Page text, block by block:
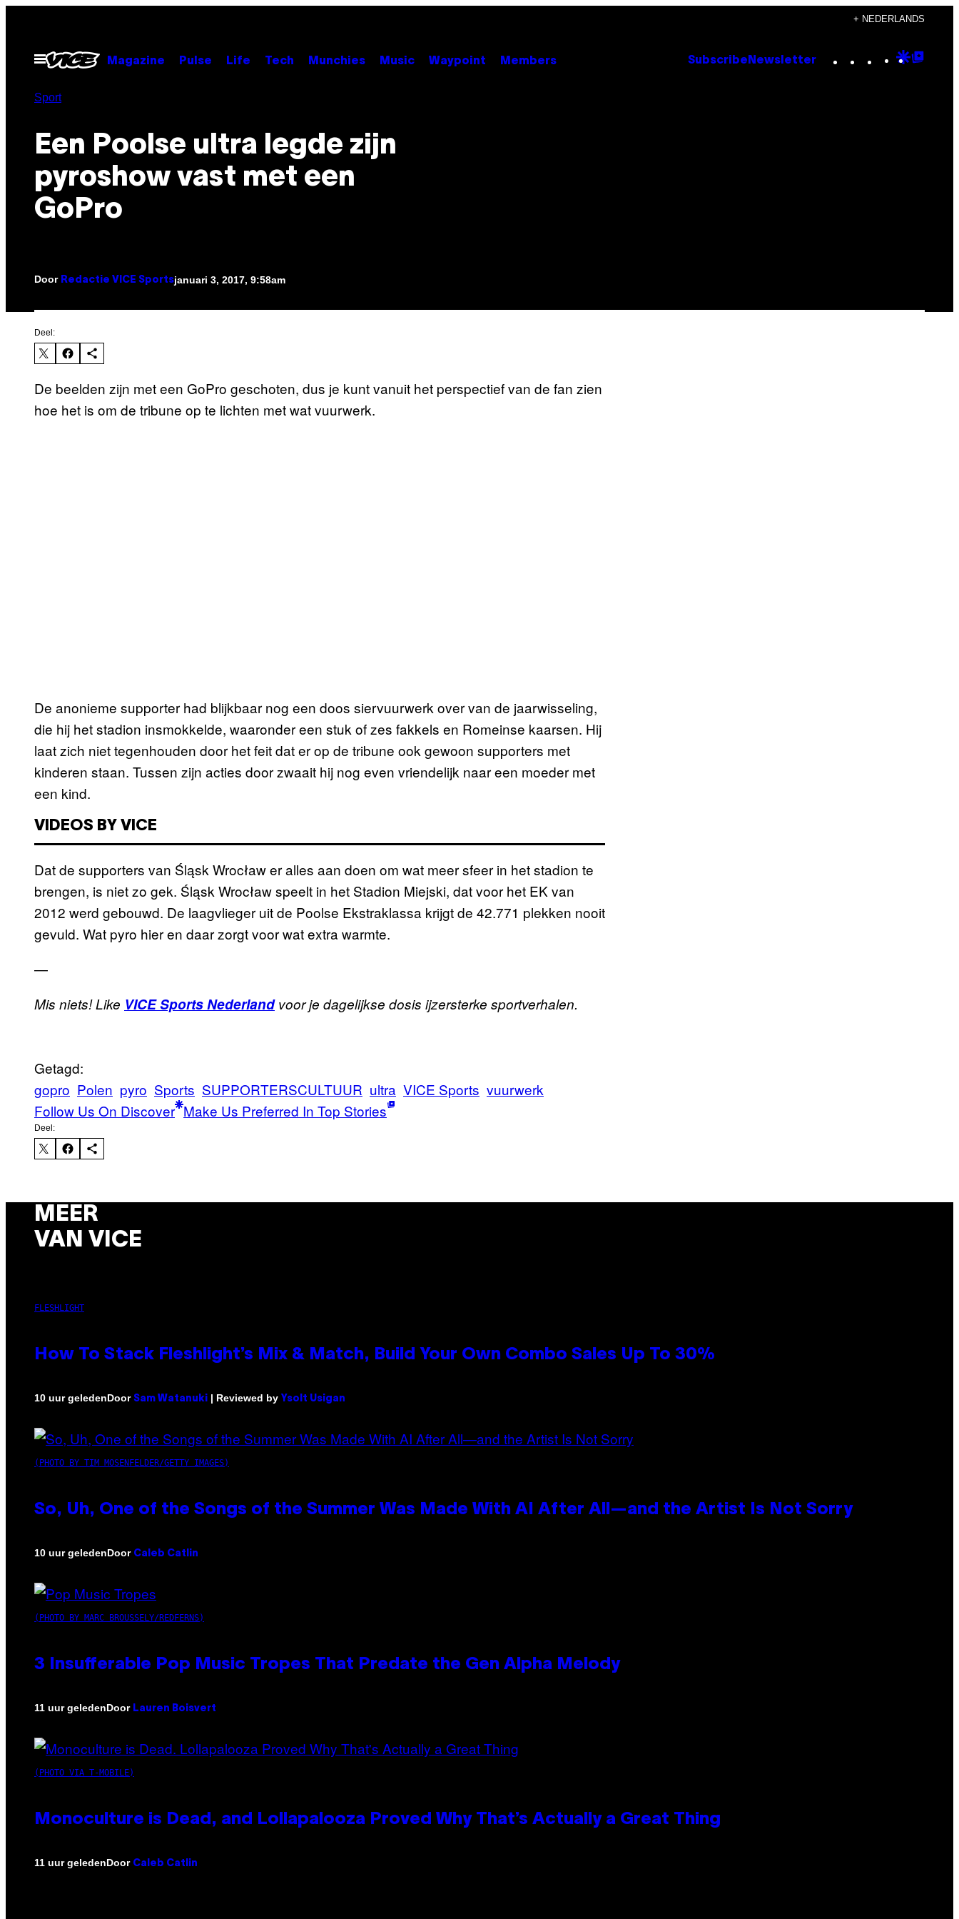
+ NEDERLANDS
Open
menu
Magazine Pulse Life Tech Munchies Music Waypoint Members Subscribe Newsletter Instagram
TikTok
YouTube
Google
Sport
Een Poolse ultra legde zijn
pyroshow vast met een
GoPro
Door Redactie VICE Sportsjanuari 3, 2017, 9:58am
Deel:
De beelden zijn met een GoPro geschoten, dus je kunt vanuit het perspectief van de fan zien
hoe het is om de tribune op te lichten met wat vuurwerk.
De anonieme supporter had blijkbaar nog een doos siervuurwerk over van de jaarwisseling,
die hij het stadion insmokkelde, waaronder een stuk of zes fakkels en Romeinse kaarsen. Hij
laat zich niet tegenhouden door het feit dat er op de tribune ook gewoon supporters met
kinderen staan. Tussen zijn acties door zwaait hij nog even vriendelijk naar een moeder met
een kind.
VIDEOS BY VICE
Dat de supporters van Śląsk Wrocław er alles aan doen om wat meer sfeer in het stadion te
brengen, is niet zo gek. Śląsk Wrocław speelt in het Stadion Miejski, dat voor het EK van
2012 werd gebouwd. De laagvlieger uit de Poolse Ekstraklassa krijgt de 42.771 plekken nooit
gevuld. Wat pyro hier en daar zorgt voor wat extra warmte.
—
Mis niets! Like VICE Sports Nederlandvoor je dagelijkse dosis ijzersterke sportverhalen.
Getagd:
gopro Polen pyro Sports SUPPORTERSCULTUUR ultra VICE Sports vuurwerk
Follow Us On Discover Make Us Preferred In Top Stories
Deel:
MEER
VAN VICE
FLESHLIGHT
How To Stack Fleshlight’s Mix & Match, Build Your Own Combo Sales Up To 30%
10 uur geledenDoor Sam Watanuki | Reviewed by Ysolt Usigan
(PHOTO BY TIM MOSENFELDER/GETTY IMAGES)
So, Uh, One of the Songs of the Summer Was Made With AI After All—and the Artist Is Not Sorry
10 uur geledenDoor Caleb Catlin
(PHOTO BY MARC BROUSSELY/REDFERNS)
3 Insufferable Pop Music Tropes That Predate the Gen Alpha Melody
11 uur geledenDoor Lauren Boisvert
(PHOTO VIA T-MOBILE)
Monoculture is Dead, and Lollapalooza Proved Why That’s Actually a Great Thing
11 uur geledenDoor Caleb Catlin